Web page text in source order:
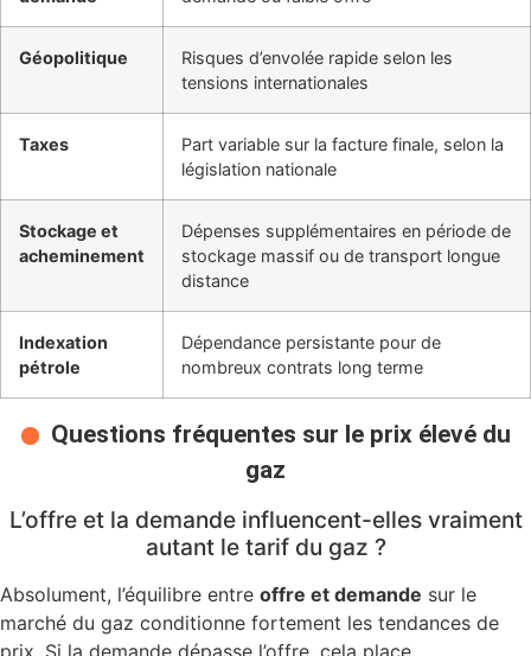
Géopolitique
Risques d’envolée rapide selon les
tensions internationales
Taxes
Part variable sur la facture finale, selon la
législation nationale
Stockage et
acheminement
Dépenses supplémentaires en période de
stockage massif ou de transport longue
distance
Indexation
pétrole
Dépendance persistante pour de
nombreux contrats long terme
Questions fréquentes sur le prix élevé du
gaz
L’offre et la demande influencent-elles vraiment
autant le tarif du gaz ?
Absolument, l’équilibre entre offre et demande sur le
marché du gaz conditionne fortement les tendances de